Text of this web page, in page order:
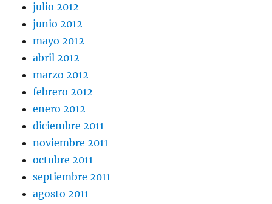
julio 2012
junio 2012
mayo 2012
abril 2012
marzo 2012
febrero 2012
enero 2012
diciembre 2011
noviembre 2011
octubre 2011
septiembre 2011
agosto 2011